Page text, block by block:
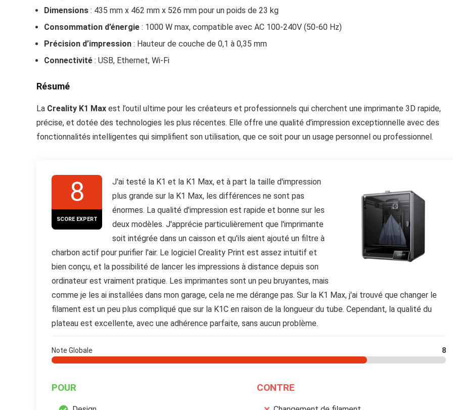
Dimensions : 435 mm x 462 mm x 526 mm pour un poids de 23 kg
Consommation d’énergie : 1000 W max, compatible avec AC 100-240V (50-60 Hz)
Précision d’impression : Hauteur de couche de 0,1 à 0,35 mm
Connectivité : USB, Ethernet, Wi-Fi
Résumé
La Creality K1 Max est l’outil ultime pour les créateurs et professionnels qui cherchent une imprimante 3D rapide,
précise, et dotée des technologies les plus récentes. Elle offre une qualité d’impression exceptionnelle avec des
fonctionnalités intelligentes qui simplifient son utilisation, que ce soit pour un usage personnel ou professionnel.
8
SCORE EXPERT
J'ai testé la K1 et la K1 Max, et à part la taille d'impression
plus grande sur la K1 Max, les différences ne sont pas
énormes. La qualité d'impression est rapide et bonne sur les
deux modèles. J'apprécie particulièrement que l'imprimante
soit intégrée dans un caisson et qu'ils aient ajouté un filtre à
charbon actif pour purifier l'air. Le logiciel Creality Print est assez intuitif et
bien conçu, et la possibilité de lancer les impressions à distance depuis son
ordinateur est vraiment pratique. Les imprimantes sont un peu bruyantes, mais
comme je les ai installées dans mon garage, cela ne me dérange pas. Sur la K1 Max, j'ai trouvé que changer le
filament est un peu plus compliqué que sur la K1C en raison de la longueur du tube. Cependant, la qualité du
plateau est excellente, avec une adhérence parfaite, sans aucun problème.
Note Globale 8
POUR CONTRE